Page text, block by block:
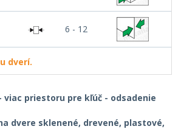
6 - 12
dverí.
viac priestoru pre kľúč - odsadenie
dvere sklenené, drevené, plastové,